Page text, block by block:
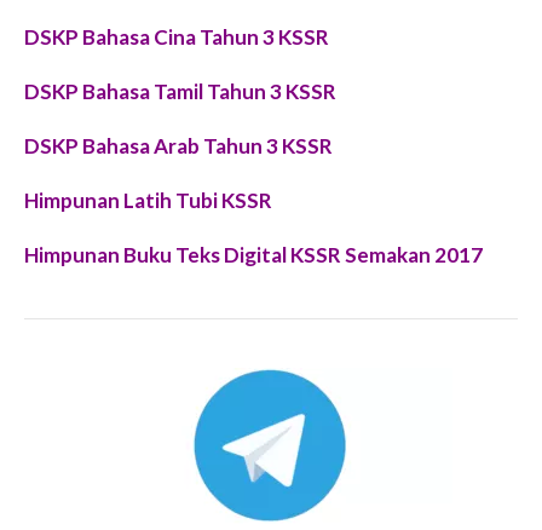
DSKP Bahasa Cina Tahun 3 KSSR
DSKP Bahasa Tamil Tahun 3 KSSR
DSKP Bahasa Arab Tahun 3 KSSR
Himpunan Latih Tubi KSSR
Himpunan Buku Teks Digital KSSR Semakan 2017